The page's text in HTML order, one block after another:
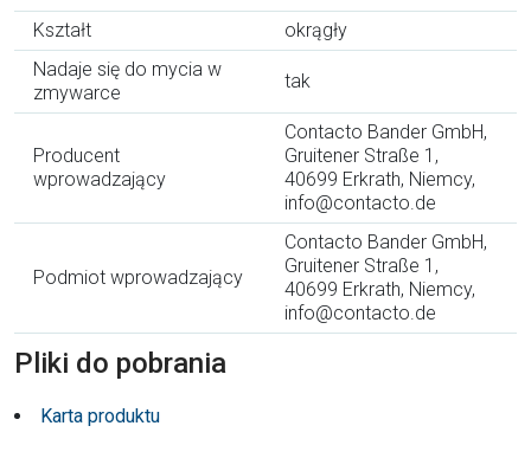
Kształt
okrągły
Nadaje się do mycia w
zmywarce
tak
Producent
wprowadzający
Contacto Bander GmbH,
Gruitener Straße 1,
40699 Erkrath, Niemcy,
info@contacto.de
Podmiot wprowadzający
Contacto Bander GmbH,
Gruitener Straße 1,
40699 Erkrath, Niemcy,
info@contacto.de
Pliki do pobrania
Karta produktu